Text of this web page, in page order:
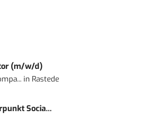
(m/w/d)
in Rastede
Socia...